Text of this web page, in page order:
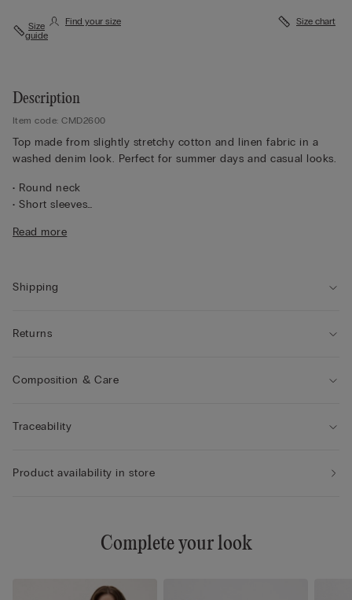
Size
guide
Find your size Size chart
Description
Item code: CMD2600
Top made from slightly stretchy cotton and linen fabric in a
washed denim look. Perfect for summer days and casual looks.
• Round neck
• Short sleeves
• The model is 175 cm tall and wearing a size S
Read more
Shipping
Returns
Composition & Care
Traceability
Product availability in store
Complete your look